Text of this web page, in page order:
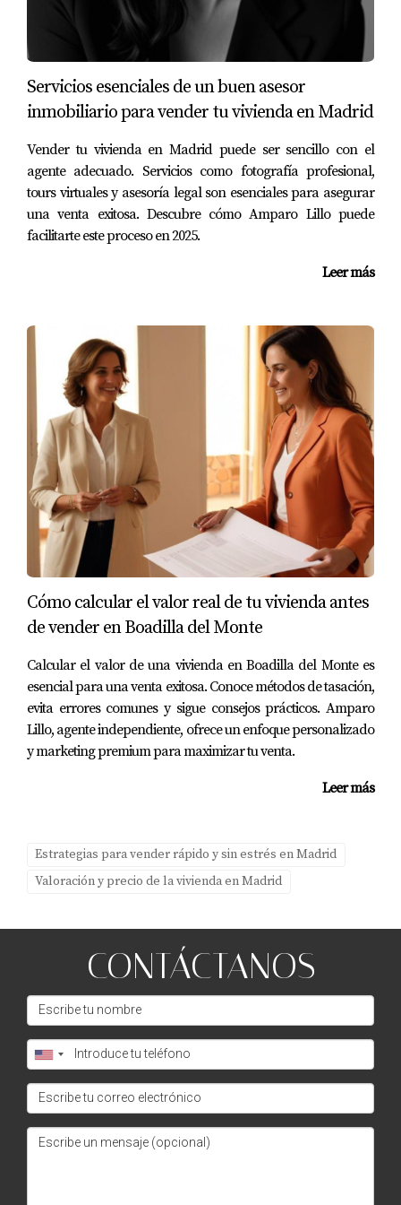
antes de volver a ponerla a la venta.
Caso Práctico 3: La pareja Martínez
La pareja Martínez compró su casa en La Latina y realizó
varias mejoras significativas antes de venderla.
un precio competitivo basado en las propiedades
similares vendidas recientemente en su área. Gracias a
este enfoque estratégico, lograron vender su casa
rápidamente y a un buen precio.
Fijar el precio correcto para tu vivienda es fundamental
para lograr una venta exitosa. Evitar los errores comunes
mencionados anteriormente puede ahorrarte tiempo y
dinero valioso. Recuerda siempre investigar el mercado
local, valorar correctamente tu propiedad y considerar
la ayuda profesional si es necesario. Si estás pensando
en vender tu casa en Madrid, no dudes en contactar a
Amparo Lillo; ella está aquí para guiarte en cada paso
del proceso y asegurarse de que obtengas el mejor trato
posible.
PREGUNTAS FRECUENTES
precio para mi casa?
Investiga propiedades similares vendidas recientemente
en tu área y considera consultar a un agente inmobiliario
para obtener una valoración precisa.
¿Qué factores debo tener en cuenta al fijar el
¿Es recomendable bajar el precio si no recibo
sin recibir interés, podría ser útil ajustar el precio para
atraer a más compradores.
¿Cuánto tiempo debería esperar antes de
bajar el precio?
Si después de dos o tres meses no has recibido ofertas
serias, es recomendable reevaluar tu estrategia de
Servicios esenciales de un buen asesor
inmobiliario para vender tu vivienda en Madrid
Vender tu vivienda en Madrid puede ser sencillo con el
agente adecuado. Servicios como fotografía profesional,
tours virtuales y asesoría legal son esenciales para asegurar
una venta exitosa. Descubre cómo Amparo Lillo puede
facilitarte este proceso en 2025.
Leer más
Cómo calcular el valor real de tu vivienda antes
de vender en Boadilla del Monte
Calcular el valor de una vivienda en Boadilla del Monte es
esencial para una venta exitosa. Conoce métodos de tasación,
evita errores comunes y sigue consejos prácticos. Amparo
Lillo, agente independiente, ofrece un enfoque personalizado
y marketing premium para maximizar tu venta.
Leer más
Estrategias para vender rápido y sin estrés en Madrid
Valoración y precio de la vivienda en Madrid
CONTÁCTANOS